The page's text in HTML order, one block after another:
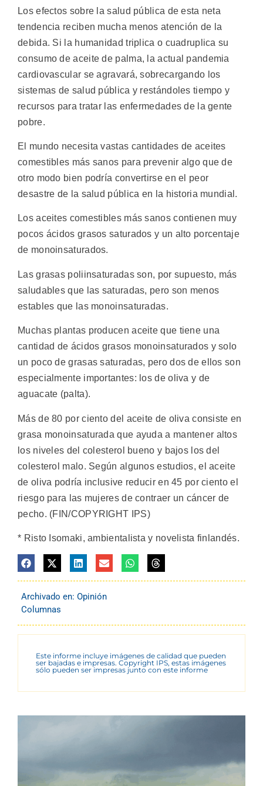
Los efectos sobre la salud pública de esta neta
tendencia reciben mucha menos atención de la
debida. Si la humanidad triplica o cuadruplica su
consumo de aceite de palma, la actual pandemia
cardiovascular se agravará, sobrecargando los
sistemas de salud pública y restándoles tiempo y
recursos para tratar las enfermedades de la gente
pobre.
El mundo necesita vastas cantidades de aceites
comestibles más sanos para prevenir algo que de
otro modo bien podría convertirse en el peor
desastre de la salud pública en la historia mundial.
Los aceites comestibles más sanos contienen muy
pocos ácidos grasos saturados y un alto porcentaje
de monoinsaturados.
Las grasas poliinsaturadas son, por supuesto, más
saludables que las saturadas, pero son menos
estables que las monoinsaturadas.
Muchas plantas producen aceite que tiene una
cantidad de ácidos grasos monoinsaturados y solo
un poco de grasas saturadas, pero dos de ellos son
especialmente importantes: los de oliva y de
aguacate (palta).
Más de 80 por ciento del aceite de oliva consiste en
grasa monoinsaturada que ayuda a mantener altos
los niveles del colesterol bueno y bajos los del
colesterol malo. Según algunos estudios, el aceite
de oliva podría inclusive reducir en 45 por ciento el
riesgo para las mujeres de contraer un cáncer de
pecho. (FIN/COPYRIGHT IPS)
* Risto Isomaki, ambientalista y novelista finlandés.
Archivado en: Opinión
Columnas
Este informe incluye imágenes de calidad que pueden
ser bajadas e impresas. Copyright IPS, estas imágenes
sólo pueden ser impresas junto con este informe